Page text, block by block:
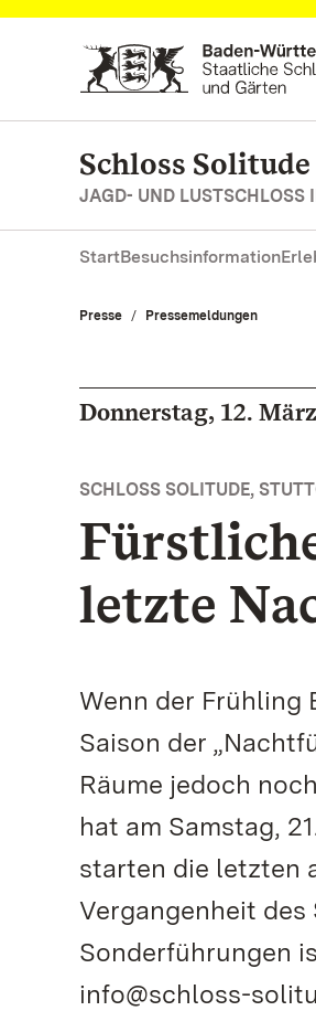
Zum Hauptinhalt springen
Schloss Solitude
JAGD- UND LUSTSCHLOSS
StartBesuchsinformation
Presse Pressemeldungen
Donnerstag, 12.
SCHLOSS SOLITUDE,
letzte
Wenn der Frühling
Saison der
Räume jedoch
hat am Samstag,
starten die letzten
Vergangenheit
Sonderführungen
info@schloss-